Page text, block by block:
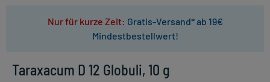
Nur für kurze Zeit: Gratis-Versand* ab 19€
Mindestbestellwert!
Taraxacum D 12 Globuli, 10 g